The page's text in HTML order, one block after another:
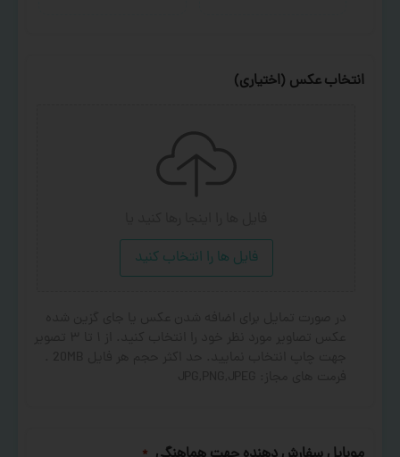
انتخاب عکس (اختیاری)
فایل ها را انتخاب کنید